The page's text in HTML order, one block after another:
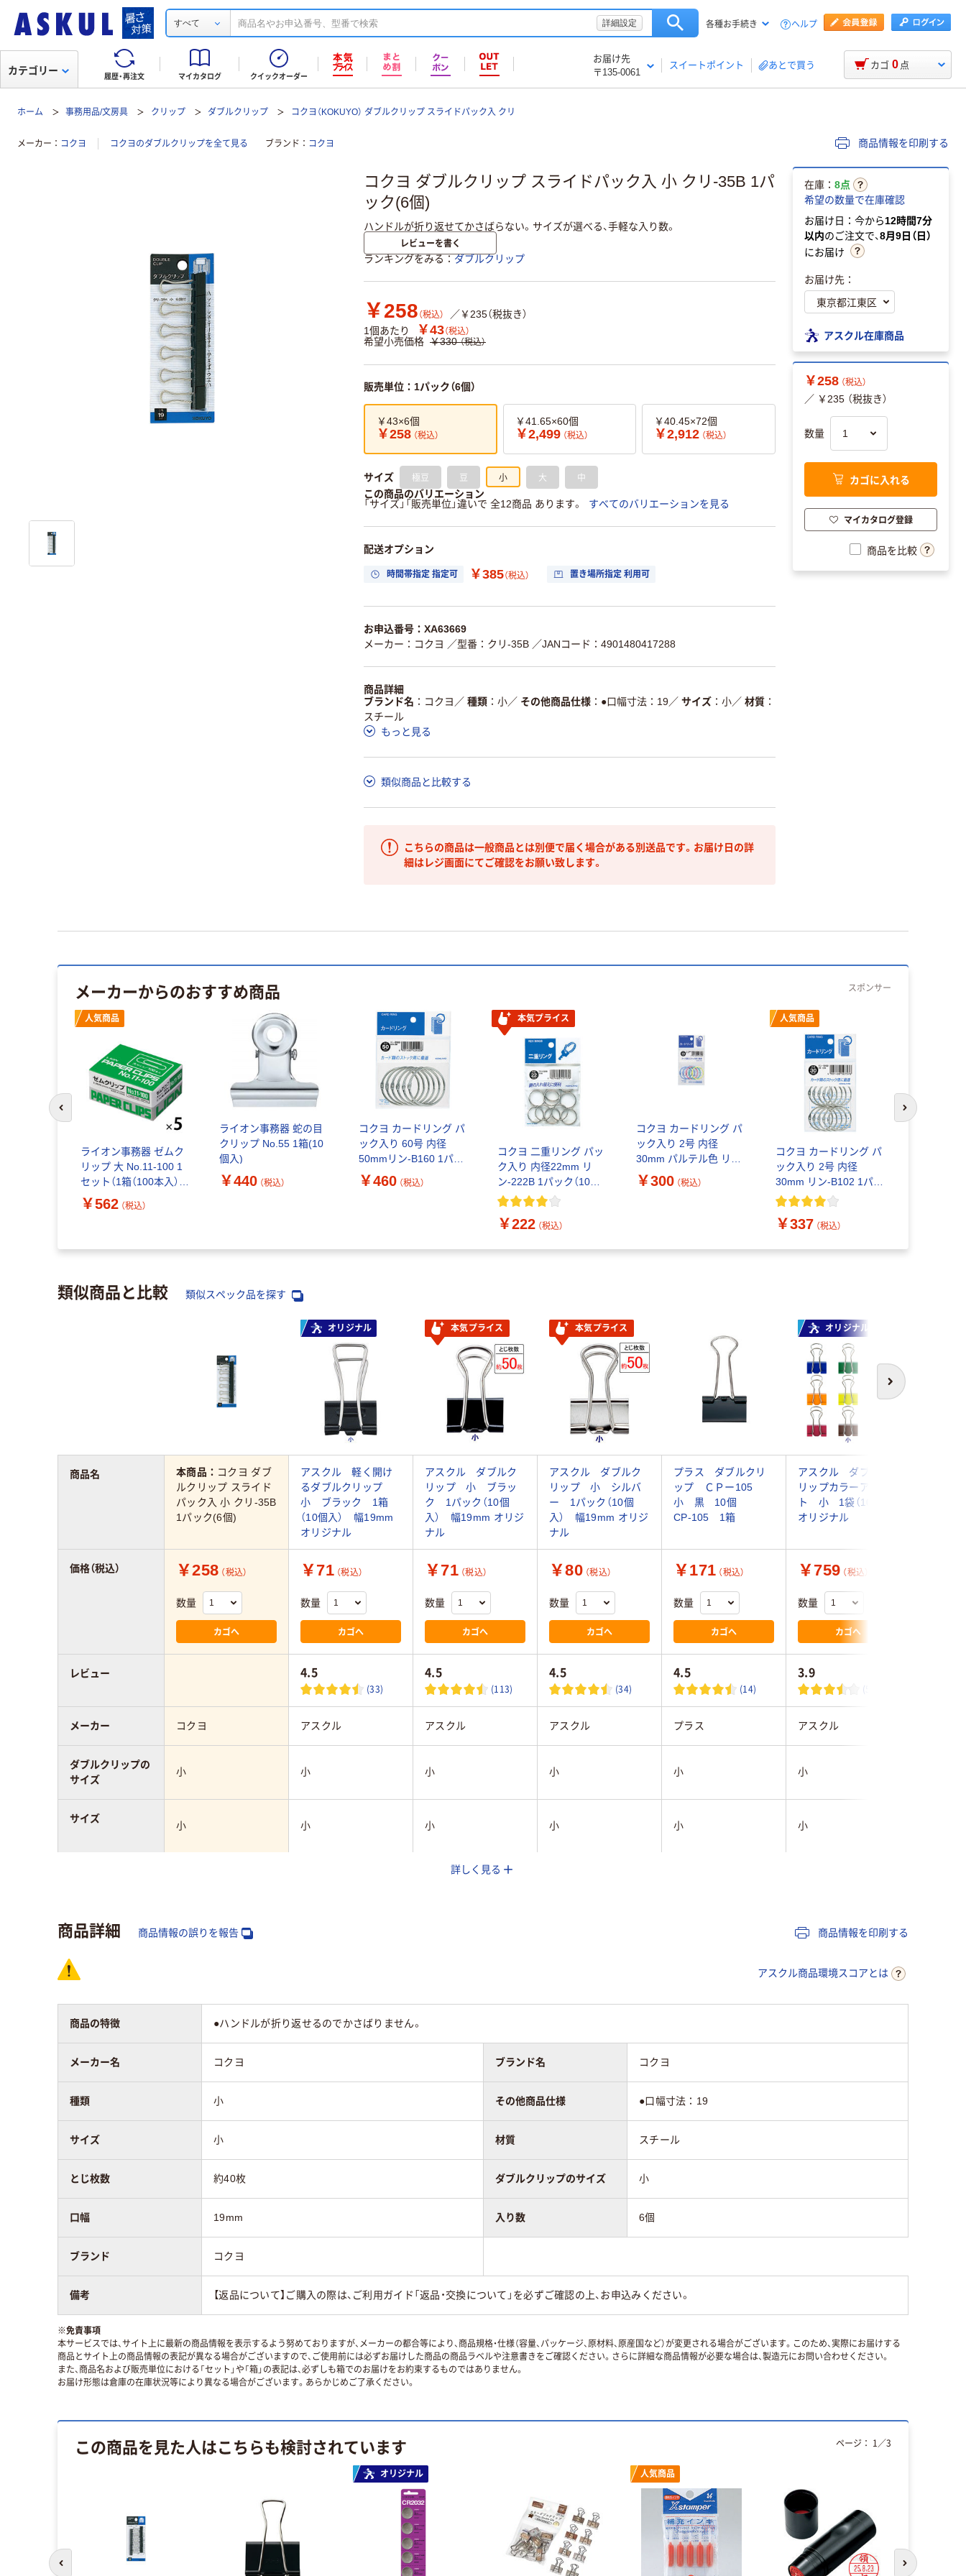
すべて 詳細設定 各種お手続き ヘルプ
履歴・再注文 マイカタログ クイックオーダー
お届け先
〒135-0061
スイートポイント あとで買う
カテゴリー カゴ 0 点
ホーム 事務用品/文房具 クリップ ダブルクリップ コクヨ（KOKUYO） ダブルクリップ スライドパック入 クリ
メーカー コクヨ コクヨのダブルクリップを全て見る ブランド コクヨ 商品情報を印刷する
コクヨ ダブルクリップ スライドパック入 小 クリ-35B 1パ
ック(6個)
ハンドルが折り返せてかさばらない。サイズが選べる、手軽な入り数。
レビューを書く
ランキングをみる ダブルクリップ
￥258 （税込）
／￥235（税抜き）
1個あたり
￥43（税込）
希望小売価格 ￥330 （税込）
販売単位：1パック（6個）
￥43×6個
￥258 （税込）
￥41.65×60個
￥2,499 （税込）
￥40.45×72個
￥2,912 （税込）
サイズ 極豆 豆 小 大 中
この商品のバリエーション
「サイズ」「販売単位」違いで 全12商品 あります。
すべてのバリエーションを見る
配送オプション
時間帯指定 指定可 ￥385（税込） 置き場所指定 利用可
お申込番号：XA63669
メーカー：コクヨ ／型番：クリ-35B ／JANコード：4901480417288
商品詳細
ブランド名
コクヨ ／ 種類 小／ その他商品仕様 ●口幅寸法：19／ サイズ 小／ 材質
スチール
もっと見る
類似商品と比較する
こちらの商品は一般商品とは別便で届く場合がある別送品です。お届け日の詳
細はレジ画面にてご確認をお願い致します。
在庫： 8点
希望の数量で在庫確認
お届け日：今から12時間7分
以内のご注文で、8月9日（日）
にお届け
お届け先：
アスクル在庫商品
￥258 （税込）
／ ￥235 （税抜き）
数量
カゴに入れる
マイカタログ登録
商品を比較
メーカーからのおすすめ商品 スポンサー
人気商品
ライオン事務器 ゼムク
リップ 大 No.11-100 1
セット（1箱（100本入）
×5）
￥562 （税込）
ライオン事務器 蛇の目
クリップ No.55 1箱(10
個入)
￥440 （税込）
コクヨ カードリング パ
ック入り 60号 内径
50mmリン-B160 1パッ
ク(6個入)
￥460 （税込）
本気プライス
コクヨ 二重リング パッ
ク入り 内径22mm リ
ン-222B 1パック（10個
入）
￥222 （税込）
コクヨ カードリング パ
ック入り 2号 内径
30mm パルテル色 リン-
B802 1パック(5個入)
￥300 （税込）
人気商品
コクヨ カードリング パ
ック入り 2号 内径
30mm リン-B102 1パッ
ク(10個入)
￥337 （税込）
前のスライドへ 次のスライド
類似商品と比較 類似スペック品を探す
次へ
オリジナル 本気プライス 本気プライス オリジナル
本商品： コクヨ ダブ
ルクリップ スライド
パック入 小 クリ-35B
1パック(6個)
アスクル 軽く開け
るダブルクリップ
小 ブラック 1箱
（10個入） 幅19mm
オリジナル
アスクル ダブルク
リップ 小 ブラッ
ク 1パック（10個
入） 幅19mm オリジ
ナル
アスクル ダブルク
リップ 小 シルバ
ー 1パック（10個
入） 幅19mm オリジ
ナル
プラス ダブルクリ
ップ ＣＰー105
小 黒 10個
CP-105 1箱
アスクル ダブルク
リップカラーアソー
ト 小 1袋（100個）
オリジナル
￥258 （税込）
数量
カゴへ
￥71 （税込）
数量
カゴへ
￥71 （税込）
数量
カゴへ
￥80 （税込）
数量
カゴへ
￥171 （税込）
数量
カゴへ
￥759 （税込）
数量
カゴへ
4.5
(33)
4.5
(113)
4.5
(34)
4.5
(14)
3.9
(58)
コクヨ アスクル アスクル アスクル プラス アスクル
小 小 小 小 小 小
小 小 小 小 小 小
約40枚 50枚
スチール
商品名
価格（税込）
レビュー
メーカー
ダブルクリップの
サイズ
サイズ
とじ枚数
材質
アスクル商品環境
スコア
詳しく見る
商品詳細 商品情報の誤りを報告 商品情報を印刷する
アスクル商品環境スコアとは
商品の特徴 ●ハンドルが折り返せるのでかさばりません。
メーカー名 コクヨ ブランド名 コクヨ
種類 小 その他商品仕様 ●口幅寸法：19
サイズ 小 材質 スチール
とじ枚数 約40枚 ダブルクリップのサイズ 小
口幅 19mm 入り数 6個
ブランド コクヨ
備考 【返品について】ご購入の際は、ご利用ガイド「返品・交換について」を必ずご確認の上、お申込みください。
※免責事項
本サービスでは、サイト上に最新の商品情報を表示するよう努めておりますが、メーカーの都合等により、商品規格・仕様（容量、パッケージ、原材料、原産国など）が変更される場合がございます。このため、実際にお届けする
商品とサイト上の商品情報の表記が異なる場合がございますので、ご使用前には必ずお届けした商品の商品ラベルや注意書きをご確認ください。さらに詳細な商品情報が必要な場合は、製造元にお問い合わせください。
また、商品名および販売単位における「セット」や「箱」の表記は、必ずしも箱でのお届けをお約束するものではありません。
お届け形態は倉庫の在庫状況等により異なる場合がございます。あらかじめご了承ください。
この商品を見た人はこちらも検討されています
オリジナル 人気商品
ページ： 1 ／3
前のスライドへ 次のスライド